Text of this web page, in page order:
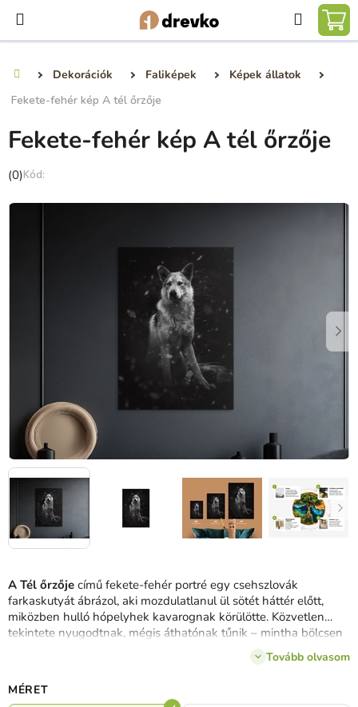
fő
Dekorációk Faliképek
Képek állatok
Fekete-fehér kép A tél őrzője
A Tél őrzője című fekete-fehér portré egy csehszlovák
farkaskutyát ábrázol, aki mozdulatlanul ül sötét háttér előtt,
miközben hulló hópelyhek kavarognak körülötte. Közvetlen
tekintete nyugodtnak, mégis áthatónak tűnik – mintha bölcsen
A szőrzet és az arckifejezés
részletei fokozzák a realizmust, míg a sötét háttérrel és a puha
hóval való kontrasztos mélységet és csendes erőt kölcsönöz a
képnek.
Tovább olvasom
MÉRET
Fekete-fehér kép A tél őrzője
A
átlagos
(0)